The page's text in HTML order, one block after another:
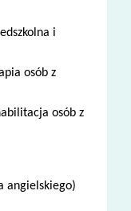
i
osób z
osób z
angielskiego)